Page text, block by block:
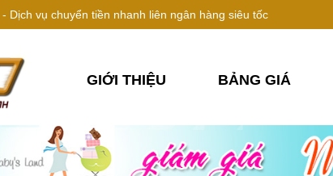
Dịch vụ chuyển tiền nhanh liên ngân hàng siêu tốc
GIỚI THIỆU BẢNG GIÁ